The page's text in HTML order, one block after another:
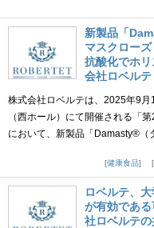
新製品「
マスクロー
抗酸化でホ
会社ロベルテ
株式会社ロベルテは、2025年9
（西ホール）にて開催される「
において、新製品「Damasty®
健康食品
ロベルテ、
が有効であ
社ロベルテ